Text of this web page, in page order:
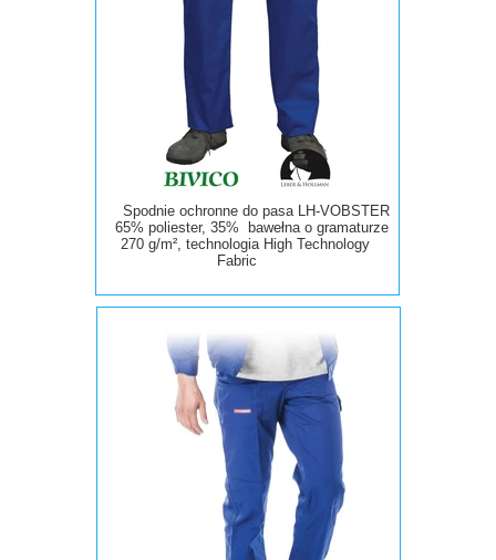
Spodnie ochronne do pasa LH-VOBSTER
65% poliester, 35% bawełna o gramaturze
270 g/m², technologia High Technology
Fabric